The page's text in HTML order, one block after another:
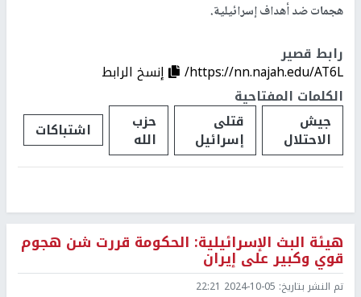
هجمات ضد أهداف إسرائيلية.
رابط قصير
https://nn.najah.edu/AT6L/
إنسخ الرابط
الكلمات المفتاحية
جيش
الاحتلال
قتلى
إسرائيل
حزب
الله اشتباكات
هيئة البث الإسرائيلية: الحكومة قررت شن هجوم
قوي وكبير على إيران
تم النشر بتاريخ: 2024-10-05 22:21